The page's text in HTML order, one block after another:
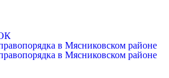
в Мясниковском районе
в Мясниковском районе